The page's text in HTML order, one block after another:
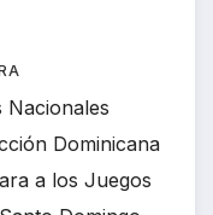
Nacionales
Dominicana
a los Juegos